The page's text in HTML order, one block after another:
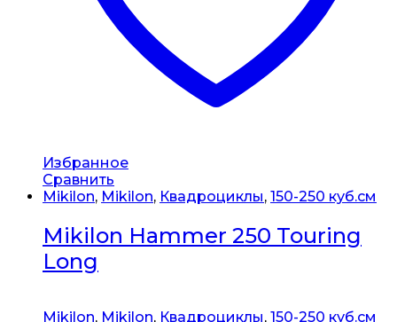
Избранное
Сравнить
Mikilon, Mikilon, Квадроциклы, 150-250 куб.см
Mikilon Hammer 250 Touring
Long
Mikilon, Mikilon, Квадроциклы, 150-250 куб.см